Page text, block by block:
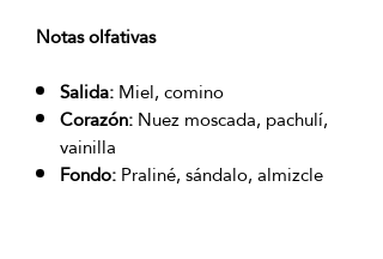
Notas olfativas
Salida:Miel, comino
Corazón:Nuez moscada, pachulí,
vainilla
Fondo:Praliné, sándalo, almizcle